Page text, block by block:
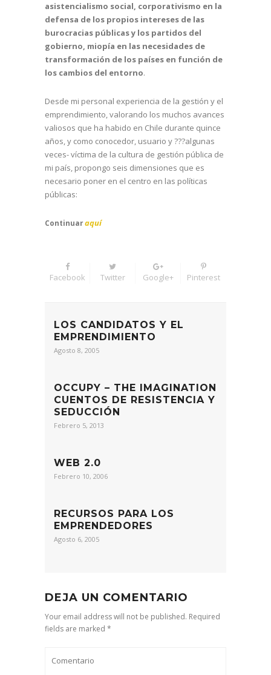
asistencialismo social, corporativismo en la
defensa de los propios intereses de las
burocracias públicas y los partidos del
gobierno, miopía en las necesidades de
transformación de los países en función de
los cambios del entorno.
Desde mi personal experiencia de la gestión y el
emprendimiento, valorando los muchos avances
valiosos que ha habido en Chile durante quince
años, y como conocedor, usuario y ???algunas
veces- víctima de la cultura de gestión pública de
mi país, propongo seis dimensiones que es
necesario poner en el centro en las políticas
públicas:
Continuaraquí
Facebook Twitter Google+ Pinterest
LOS CANDIDATOS Y EL
EMPRENDIMIENTO
Agosto 8, 2005
OCCUPY – THE IMAGINATION
CUENTOS DE RESISTENCIA Y
SEDUCCIÓN
Febrero 5, 2013
WEB 2.0
Febrero 10, 2006
RECURSOS PARA LOS
EMPRENDEDORES
Agosto 6, 2005
DEJA UN COMENTARIO
Your email address will not be published. Required
fields are marked *